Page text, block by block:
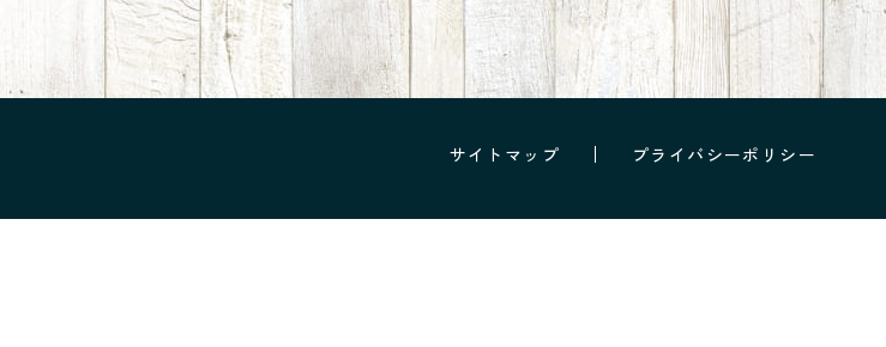
サイトマップ プライバシーポリシー